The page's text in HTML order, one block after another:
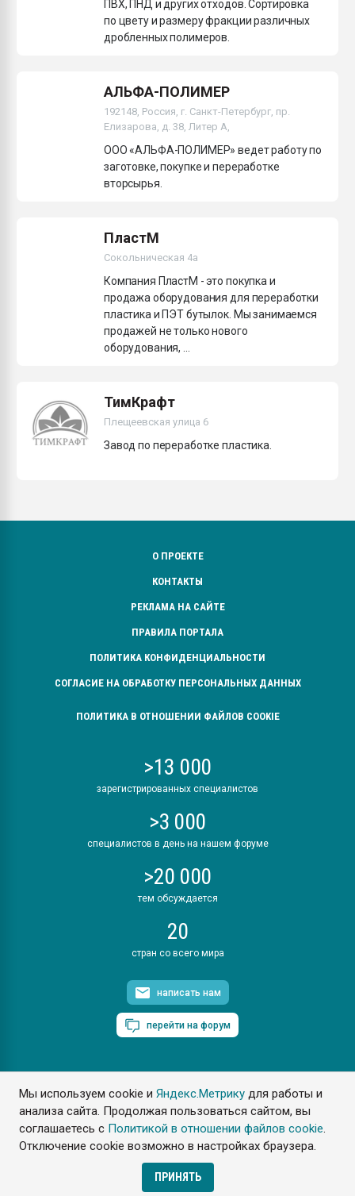
Мы используем cookie иЯндекс.Метрику для работы и
анализа сайта. Продолжая пользоваться сайтом, вы
соглашаетесь с Политикой в отношении файлов cookie.
Отключение cookie возможно в настройках браузера.
ПРИНЯТЬ
ПВХ, ПНД и других отходов. Сортировка
по цвету и размеру фракции различных
дробленных полимеров.
АЛЬФА-ПОЛИМЕР
192148, Россия, г. Санкт-Петербург, пр.
Елизарова, д. 38, Литер А,
ООО «АЛЬФА-ПОЛИМЕР» ведет работу по
заготовке, покупке и переработке
вторсырья.
ПластМ
Сокольническая 4а
Компания ПластМ - это покупка и
продажа оборудования для переработки
пластика и ПЭТ бутылок. Мы занимаемся
продажей не только нового
оборудования, ...
ТимКрафт
Плещеевская улица 6
Завод по переработке пластика.
О ПРОЕКТЕ
КОНТАКТЫ
РЕКЛАМА НА САЙТЕ
ПРАВИЛА ПОРТАЛА
ПОЛИТИКА КОНФИДЕНЦИАЛЬНОСТИ
СОГЛАСИЕ НА ОБРАБОТКУ ПЕРСОНАЛЬНЫХ ДАННЫХ
ПОЛИТИКА В ОТНОШЕНИИ ФАЙЛОВ COOKIE
>13 000
зарегистрированных специалистов
>3 000
специалистов в день на нашем форуме
>20 000
тем обсуждается
20
стран со всего мира
написать нам
перейти на форум
ПластЭксперт © 2006. Все права защищены
Разрешается копирование материалов сайта с обязательной
ссылкой на www.e-plastic.ru
Разработка сайта